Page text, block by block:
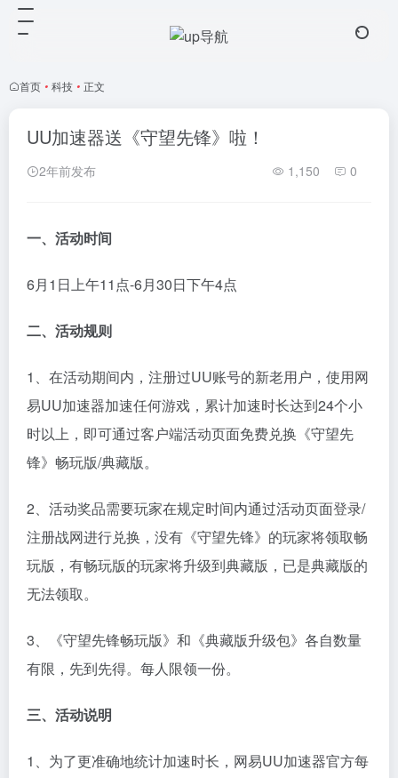
首页 • 科技 • 正文
UU加速器送《守望先锋》啦！
2年前发布 1,150 0
一、活动时间
6月1日上午11点-6月30日下午4点
二、活动规则
1、在活动期间内，注册过UU账号的新老用户，使用网
易UU加速器加速任何游戏，累计加速时长达到24个小
时以上，即可通过客户端活动页面免费兑换《守望先
锋》畅玩版/典藏版。
2、活动奖品需要玩家在规定时间内通过活动页面登录/
注册战网进行兑换，没有《守望先锋》的玩家将领取畅
玩版，有畅玩版的玩家将升级到典藏版，已是典藏版的
无法领取。
3、《守望先锋畅玩版》和《典藏版升级包》各自数量
有限，先到先得。每人限领一份。
三、活动说明
1、为了更准确地统计加速时长，网易UU加速器官方每